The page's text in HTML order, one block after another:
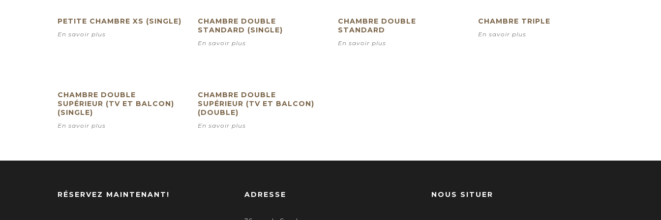
PETITE CHAMBRE XS (SINGLE)
En savoir plus
CHAMBRE DOUBLE
STANDARD (SINGLE)
En savoir plus
CHAMBRE DOUBLE
STANDARD
En savoir plus
CHAMBRE TRIPLE
En savoir plus
CHAMBRE DOUBLE
SUPÉRIEUR (TV ET BALCON)
(SINGLE)
En savoir plus
CHAMBRE DOUBLE
SUPÉRIEUR (TV ET BALCON)
(DOUBLE)
En savoir plus
RÉSERVEZ MAINTENANT! ADRESSE NOUS SITUER